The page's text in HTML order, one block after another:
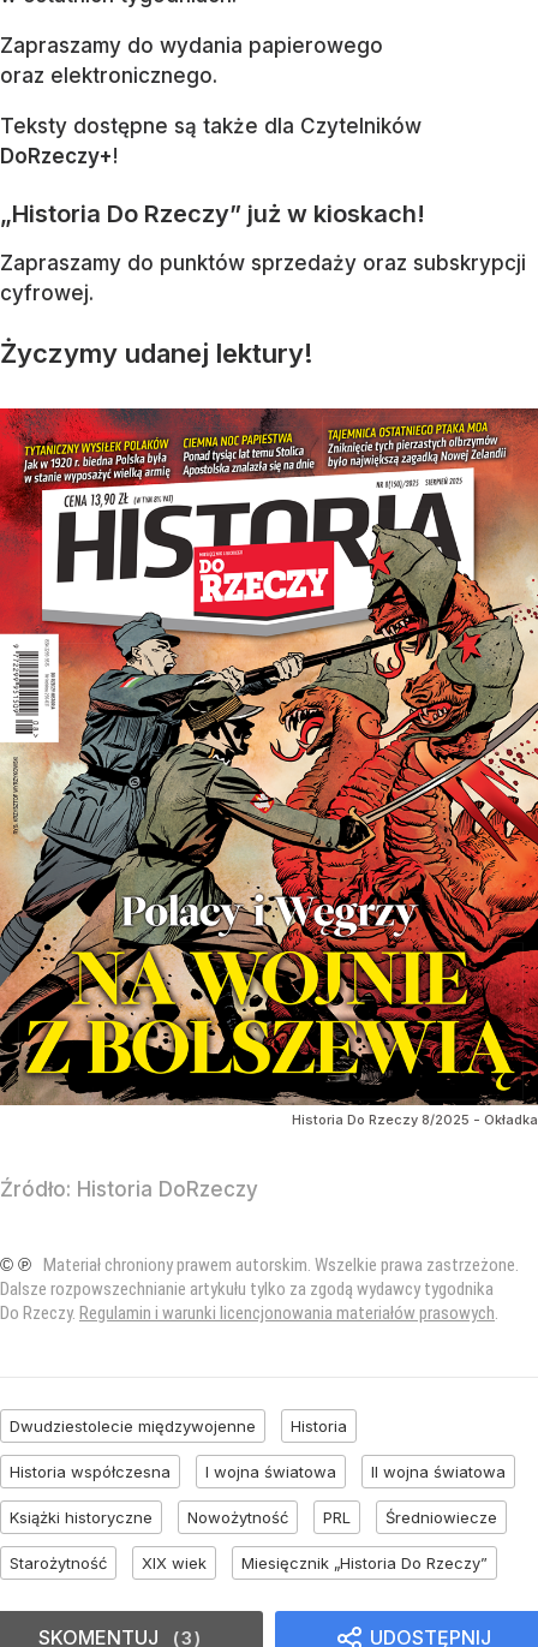
Zapraszamy do wydania papierowego
oraz elektronicznego.
Teksty dostępne są także dla Czytelników
DoRzeczy+!
„Historia Do Rzeczy” już w kioskach!
Zapraszamy do punktów sprzedaży oraz subskrypcji
cyfrowej.
Życzymy udanej lektury!
Historia Do Rzeczy 8/2025 - Okładka
Źródło: Historia DoRzeczy
© ℗ Materiał chroniony prawem autorskim. Wszelkie prawa zastrzeżone.
Dalsze rozpowszechnianie artykułu tylko za zgodą wydawcy tygodnika
Do Rzeczy. Regulamin i warunki licencjonowania materiałów prasowych.
Dwudziestolecie międzywojenne Historia
Historia współczesna I wojna światowa II wojna światowa
Książki historyczne Nowożytność PRL Średniowiecze
Starożytność XIX wiek Miesięcznik „Historia Do Rzeczy”
UDOSTĘPNIJ
SKOMENTUJ 3